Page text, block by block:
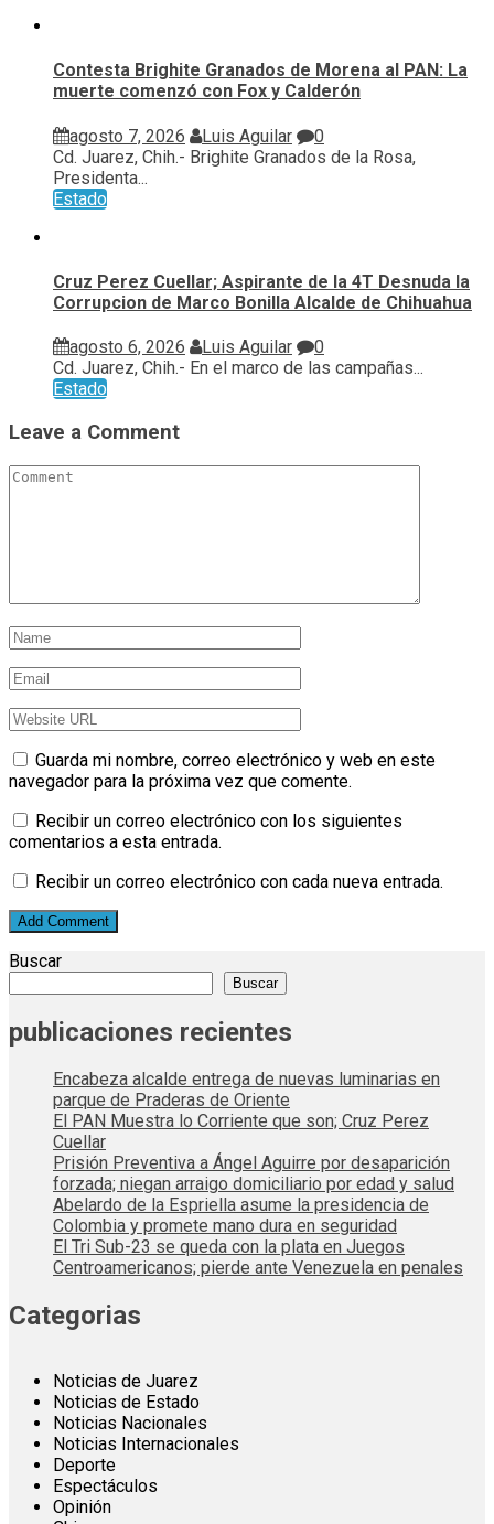
Contesta Brighite Granados de Morena al PAN: La
muerte comenzó con Fox y Calderón
agosto 7, 2026 Luis Aguilar
0
Cd. Juarez, Chih.- Brighite Granados de la Rosa,
Presidenta...
Estado
Cruz Perez Cuellar; Aspirante de la 4T Desnuda la
Corrupcion de Marco Bonilla Alcalde de Chihuahua
agosto 6, 2026 Luis Aguilar
0
Cd. Juarez, Chih.- En el marco de las campañas...
Estado
Leave a Comment
Guarda mi nombre, correo electrónico y web en este
navegador para la próxima vez que comente.
Recibir un correo electrónico con los siguientes
comentarios a esta entrada.
Recibir un correo electrónico con cada nueva entrada.
Buscar
Buscar
publicaciones recientes
Encabeza alcalde entrega de nuevas luminarias en
parque de Praderas de Oriente
El PAN Muestra lo Corriente que son; Cruz Perez
Cuellar
Prisión Preventiva a Ángel Aguirre por desaparición
forzada; niegan arraigo domiciliario por edad y salud
Abelardo de la Espriella asume la presidencia de
Colombia y promete mano dura en seguridad
El Tri Sub-23 se queda con la plata en Juegos
Centroamericanos; pierde ante Venezuela en penales
Categorias
Noticias de Juarez
Noticias de Estado
Noticias Nacionales
Noticias Internacionales
Deporte
Espectáculos
Opinión